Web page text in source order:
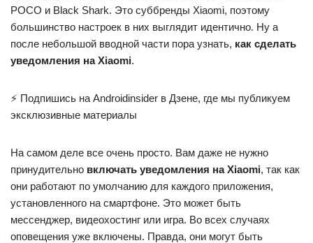
POCO и Black Shark. Это суббренды Xiaomi, поэтому
большинство настроек в них выглядит идентично. Ну а
после небольшой вводной части пора узнать, как сделать
уведомления на Xiaomi.
⚡ Подпишись на Androidinsider в Дзене, где мы публикуем
эксклюзивные материалы
На самом деле все очень просто. Вам даже не нужно
принудительно включать уведомления на Xiaomi, так как
они работают по умолчанию для каждого приложения,
установленного на смартфоне. Это может быть
мессенджер, видеохостинг или игра. Во всех случаях
оповещения уже включены. Правда, они могут быть